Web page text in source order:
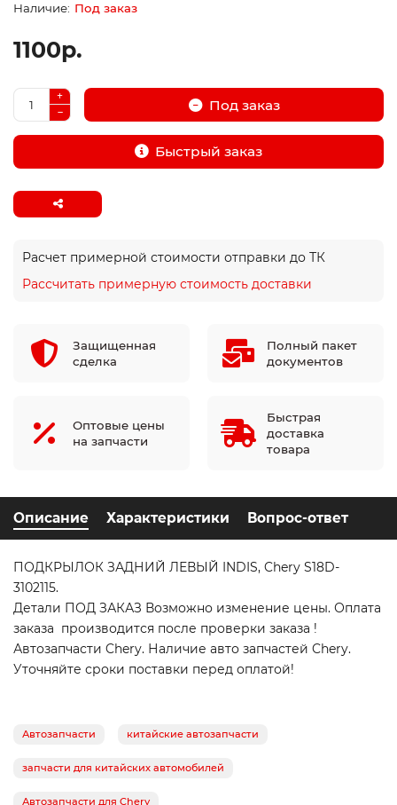
Под заказ
1100р.
Под заказ
Быстрый заказ
Расчет примерной стоимости отправки до ТК
Рассчитать примерную стоимость доставки
Защищенная
сделка
Полный пакет
документов
Оптовые цены
на запчасти
Быстрая
доставка
товара
Описание Характеристики Вопрос-ответ
ПОДКРЫЛОК ЗАДНИЙ ЛЕВЫЙ INDIS, Chery S18D-
3102115.
Детали ПОД ЗАКАЗ Возможно изменение цены. Оплата
заказа производится после проверки заказа !
Автозапчасти Chery. Наличие авто запчастей Chery.
Уточняйте сроки поставки перед оплатой!
Автозапчасти китайские автозапчасти
запчасти для китайских автомобилей
Автозапчасти для Chery